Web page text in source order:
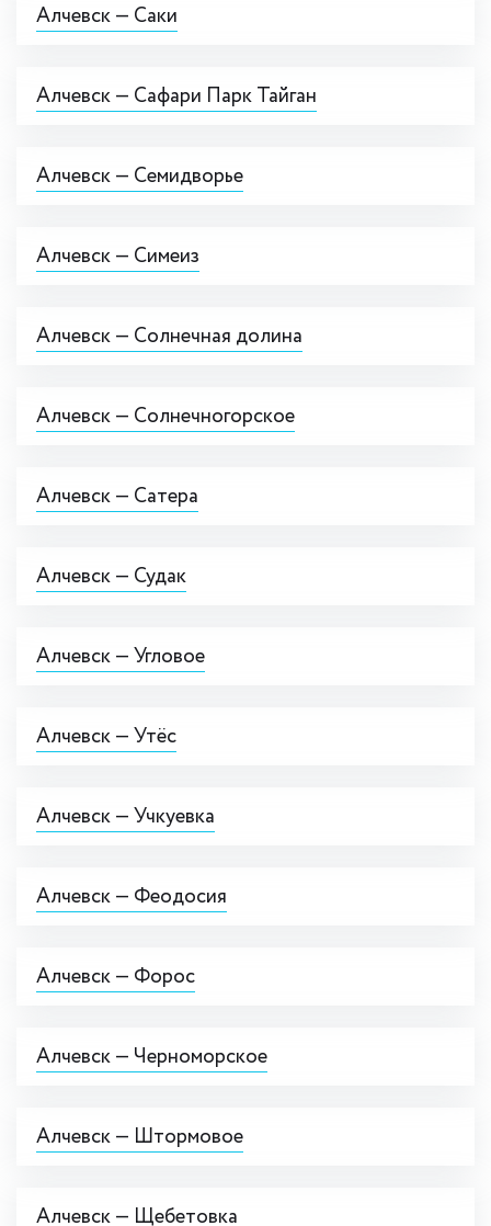
Алчевск — Саки
Алчевск — Сафари Парк Тайган
Алчевск — Семидворье
Алчевск — Симеиз
Алчевск — Солнечная долина
Алчевск — Солнечногорское
Алчевск — Сатера
Алчевск — Судак
Алчевск — Угловое
Алчевск — Утёс
Алчевск — Учкуевка
Алчевск — Феодосия
Алчевск — Форос
Алчевск — Черноморское
Алчевск — Штормовое
Алчевск — Щебетовка